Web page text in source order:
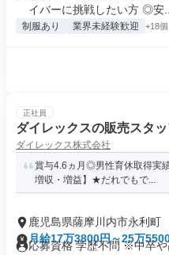
イバーに挑戦したい方 ◎安...
制服あり 業界未経験歓迎 +18個
正社員
ダイレックスの販売スタ
ダイレックス株式会社
賞与4.6ヵ月◎男性育休取得実
増収・増益】★だれでもで...
鹿児島県薩摩川内市永利町
月給17万3800円～25万
応募資格 学歴不問 ※中卒